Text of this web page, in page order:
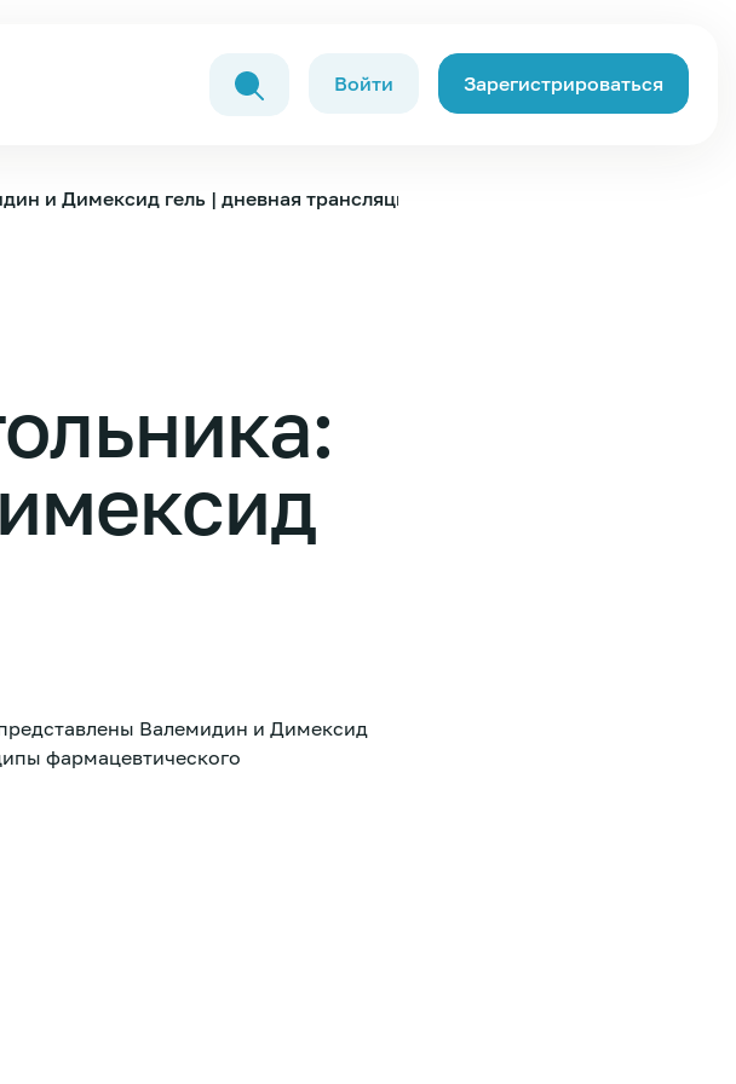
Войти Зарегистрироваться
и Димексид гель | дневная трансляция
Валемидин и Димексид
фармацевтического